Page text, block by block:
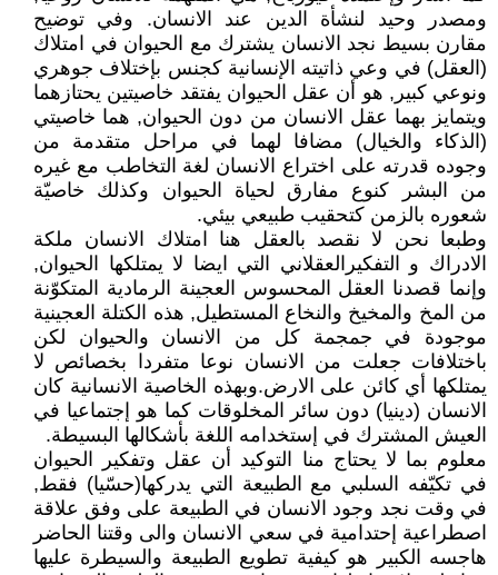
ومصدر وحيد لنشأة الدين عند الانسان. وفي توضيح
مقارن بسيط نجد الانسان يشترك مع الحيوان في امتلاك
(العقل) في وعي ذاتيته الإنسانية كجنس بإختلاف جوهري
ونوعي كبير, هو أن عقل الحيوان يفتقد خاصيتين يحتازهما
ويتمايز بهما عقل الانسان من دون الحيوان, هما خاصيتي
(الذكاء والخيال) مضافا لهما في مراحل متقدمة من
وجوده قدرته على اختراع الانسان لغة التخاطب مع غيره
من البشر كنوع مفارق لحياة الحيوان وكذلك خاصيّة
شعوره بالزمن كتحقيب طبيعي بيئي.
وطبعا نحن لا نقصد بالعقل هنا امتلاك الانسان ملكة
الادراك و التفكيرالعقلاني التي ايضا لا يمتلكها الحيوان,
وإنما قصدنا العقل المحسوس العجينة الرمادية المتكوّنة
من المخ والمخيخ والنخاع المستطيل, هذه الكتلة العجينية
موجودة في جمجمة كل من الانسان والحيوان لكن
باختلافات جعلت من الانسان نوعا متفردا بخصائص لا
يمتلكها أي كائن على الارض.وبهذه الخاصية الانسانية كان
الانسان (دينيا) دون سائر المخلوقات كما هو إجتماعيا في
العيش المشترك في إستخدامه اللغة بأشكالها البسيطة.
معلوم بما لا يحتاج منا التوكيد أن عقل وتفكير الحيوان
في تكيّفه السلبي مع الطبيعة التي يدركها(حسّيا) فقط,
في وقت نجد وجود الانسان في الطبيعة على وفق علاقة
اصطراعية إحتدامية في سعي الانسان والى وقتنا الحاضر
هاجسه الكبير هو كيفية تطويع الطبيعة والسيطرة عليها